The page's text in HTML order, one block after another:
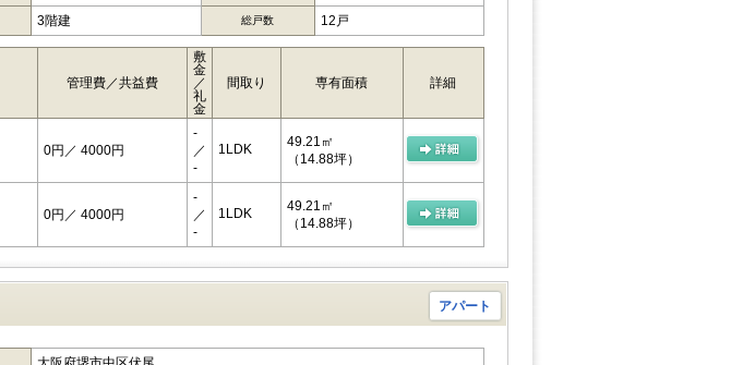
3階建 総戸数 12戸
管理費／共益費
敷
金
／
礼
金
間取り 専有面積 詳細
0円 ／ 4000円
-
／
-
1LDK
49.21㎡
（14.88坪）
0円 ／ 4000円
-
／
-
1LDK
49.21㎡
（14.88坪）
アパート